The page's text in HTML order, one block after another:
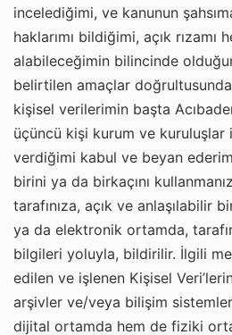
incelediğimi, ve kanunun
haklarımı bildiğimi, açık rızamı
alabileceğimin bilincinde
belirtilen amaçlar
kişisel verilerimin başta
üçüncü kişi kurum ve kuruluşlar
verdiğimi kabul ve beyan
birini ya da birkaçını
tarafınıza, açık ve anlaşılabilir
ya da elektronik ortamda,
bilgileri yoluyla, bildirilir. İlgili
edilen ve işlenen Kişisel
arşivler ve/veya bilişim
dijital ortamda hem de fiziki